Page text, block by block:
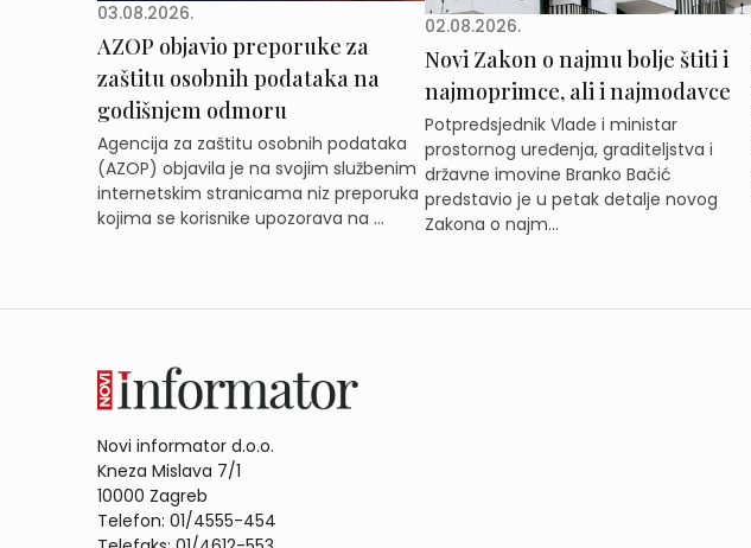
03.08.2026.
AZOP objavio preporuke za
zaštitu osobnih podataka na
godišnjem odmoru
Agencija za zaštitu osobnih podataka
(AZOP) objavila je na svojim službenim
internetskim stranicama niz preporuka
kojima se korisnike upozorava na ...
02.08.2026.
Novi Zakon o najmu bolje štiti i
najmoprimce, ali i najmodavce
Potpredsjednik Vlade i ministar
prostornog uređenja, graditeljstva i
državne imovine Branko Bačić
predstavio je u petak detalje novog
Zakona o najm...
Novi informator d.o.o.
Kneza Mislava 7/1
10000 Zagreb
Telefon: 01/4555-454